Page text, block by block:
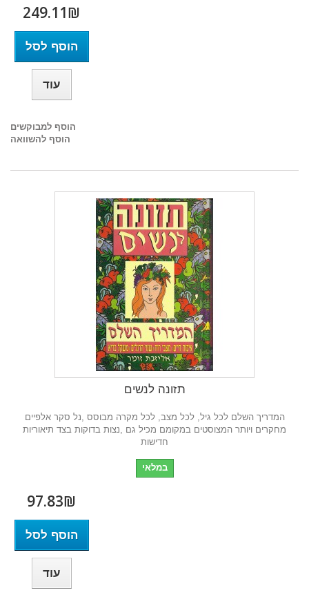
249.11₪‎
הוסף לסל
עוד
הוסף למבוקשים
הוסף להשוואה
תזונה לנשים
המדריך השלם לכל גיל, לכל מצב, לכל מקרה מבוסס ,נל סקר אלפיים
מחקרים ויותר המצוסטים במקומם מכיל גם ,נצות בדוקות בצד תיאוריות
חדישות
במלאי
97.83₪‎
הוסף לסל
עוד